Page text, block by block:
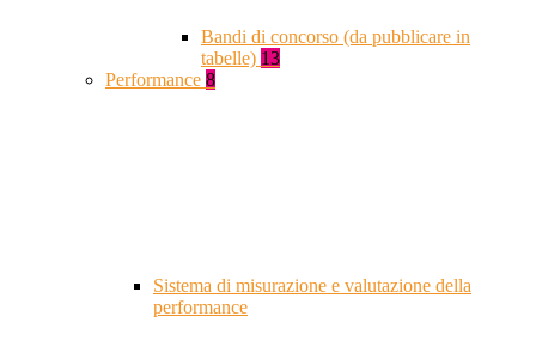
Bandi di concorso (da pubblicare in
tabelle) 13
Performance 8
Sistema di misurazione e valutazione della
performance